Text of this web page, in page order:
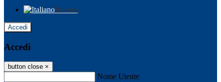
Italiano
Accedi
Accedi
button close ×
Nome Utente